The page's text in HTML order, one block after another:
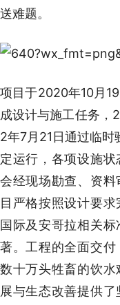
送难题。
项目于2020年10月
成设计与施工任务，
2年7月21日通过临
定运行，各项设施
会经现场勘查、资
目严格按照设计要
国际及安哥拉相关
著。工程的全面交
数十万头牲畜的饮
展与生态改善提供